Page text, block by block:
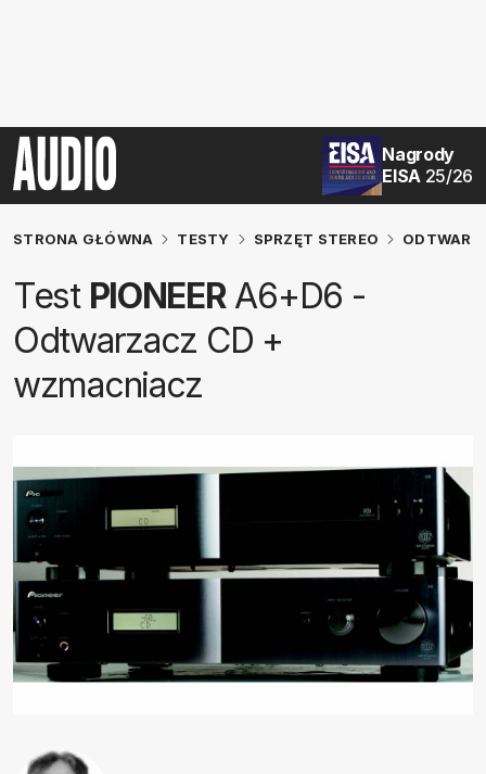
Nagrody
EISA 25/26
STRONA GŁÓWNA TESTY SPRZĘT STEREO
Test PIONEER A6+D6 -
Odtwarzacz CD +
wzmacniacz